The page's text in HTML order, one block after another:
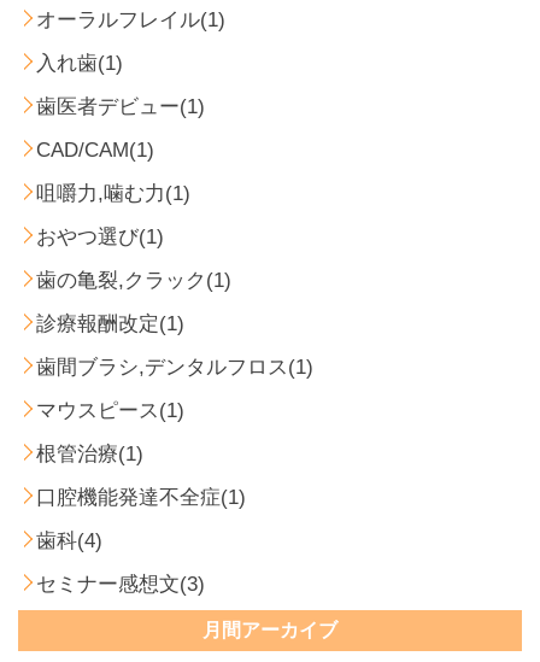
オーラルフレイル(1)
入れ歯(1)
歯医者デビュー(1)
CAD/CAM(1)
咀嚼力,噛む力(1)
おやつ選び(1)
歯の亀裂,クラック(1)
診療報酬改定(1)
歯間ブラシ,デンタルフロス(1)
マウスピース(1)
根管治療(1)
口腔機能発達不全症(1)
歯科(4)
セミナー感想文(3)
月間アーカイブ